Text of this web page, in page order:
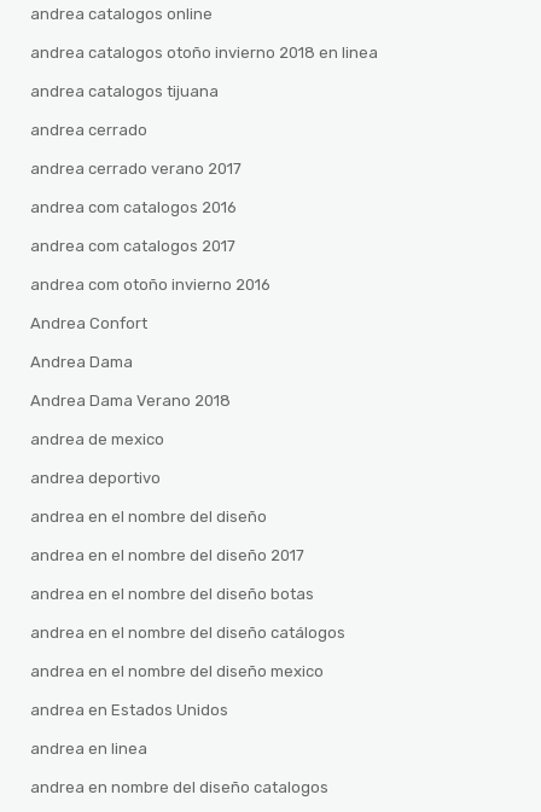
andrea catalogos online
andrea catalogos otoño invierno 2018 en linea
andrea catalogos tijuana
andrea cerrado
andrea cerrado verano 2017
andrea com catalogos 2016
andrea com catalogos 2017
andrea com otoño invierno 2016
Andrea Confort
Andrea Dama
Andrea Dama Verano 2018
andrea de mexico
andrea deportivo
andrea en el nombre del diseño
andrea en el nombre del diseño 2017
andrea en el nombre del diseño botas
andrea en el nombre del diseño catálogos
andrea en el nombre del diseño mexico
andrea en Estados Unidos
andrea en linea
andrea en nombre del diseño catalogos